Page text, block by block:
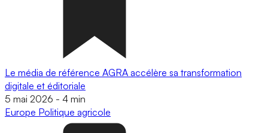
Le média de référence AGRA accélère sa transformation
digitale et éditoriale
5 mai 2026 - 4 min
Europe Politique agricole